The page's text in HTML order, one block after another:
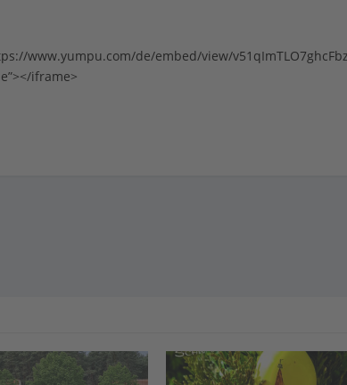
www.yumpu.com/de/embed/view/
iframe>